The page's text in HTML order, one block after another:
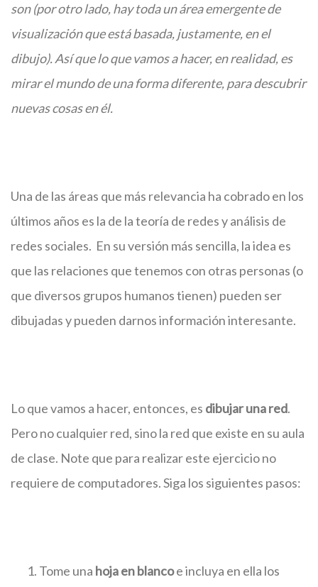
son (por otro lado, hay toda un área emergente de
visualización que está basada, justamente, en el
dibujo). Así que lo que vamos a hacer, en realidad, es
mirar el mundo de una forma diferente, para descubrir
nuevas cosas en él.
Una de las áreas que más relevancia ha cobrado en los
últimos años es la de la teoría de redes y análisis de
redes sociales. En su versión más sencilla, la idea es
que las relaciones que tenemos con otras personas (o
que diversos grupos humanos tienen) pueden ser
dibujadas y pueden darnos información interesante.
Lo que vamos a hacer, entonces, es dibujar una red.
Pero no cualquier red, sino la red que existe en su aula
de clase. Note que para realizar este ejercicio no
requiere de computadores. Siga los siguientes pasos:
Tome una hoja en blancoe incluya en ella los